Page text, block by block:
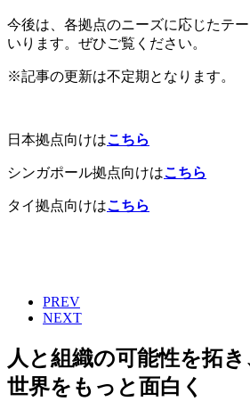
今後は、各拠点のニーズに応じたテ
いります。ぜひご覧ください。
※記事の更新は不定期となります。
日本拠点向けはこちら
シンガポール拠点向けはこちら
タイ拠点向けはこちら
PREV
NEXT
人と組織の可能性を拓き
世界をもっと面白く